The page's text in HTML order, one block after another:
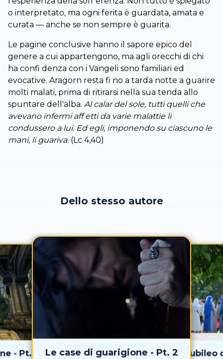
o interpretato, ma ogni ferita è guardata, amata e
curata — anche se non sempre è guarita.
Le pagine conclusive hanno il sapore epico del
genere a cui appartengono, ma agli orecchi di chi
ha confi denza con i Vangeli sono familiari ed
evocative. Aragorn resta fi no a tarda notte a guarire
molti malati, prima di ritirarsi nella sua tenda allo
spuntare dell'alba. Al calar del sole, tutti quelli che
avevano infermi aff etti da varie malattie li
condussero a lui. Ed egli, imponendo su ciascuno le
mani, li guariva. (Lc 4,40)
Dello stesso autore
- Pt. 1 Le case di guarigione - Pt. 2 Giubileo